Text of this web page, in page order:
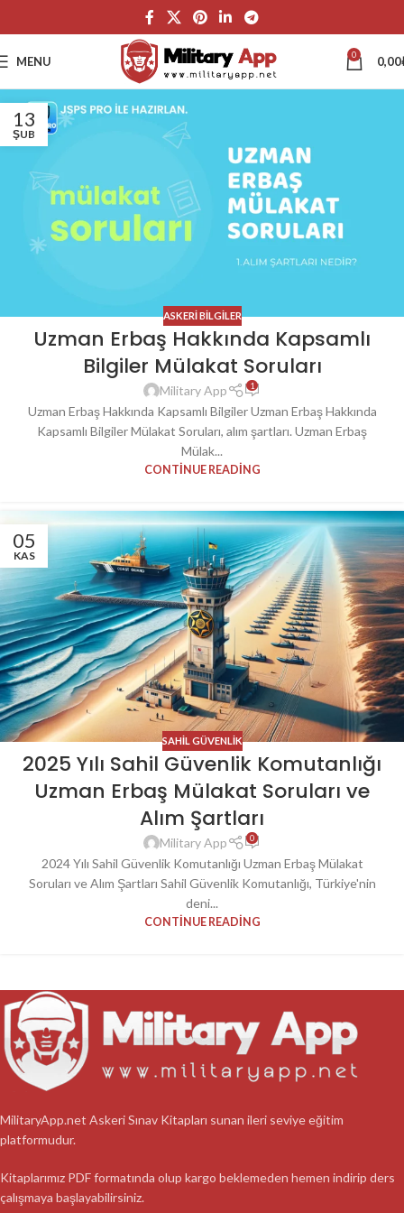
MENU 0 0,00
13
ŞUB
ASKERI BILGILER
Uzman Erbaş Hakkında Kapsamlı
Bilgiler Mülakat Soruları
Military App 1
Uzman Erbaş Hakkında Kapsamlı Bilgiler Uzman Erbaş Hakkında
Kapsamlı Bilgiler Mülakat Soruları, alım şartları. Uzman Erbaş
Mülak...
CONTINUE READING
05
KAS
SAHIL GÜVENLIK
2025 Yılı Sahil Güvenlik Komutanlığı
Uzman Erbaş Mülakat Soruları ve
Alım Şartları
Military App 0
2024 Yılı Sahil Güvenlik Komutanlığı Uzman Erbaş Mülakat
Soruları ve Alım Şartları Sahil Güvenlik Komutanlığı, Türkiye'nin
deni...
CONTINUE READING
MilitaryApp.net Askeri Sınav Kitapları sunan ileri seviye eğitim
platformudur.
Kitaplarımız PDF formatında olup kargo beklemeden hemen indirip ders
çalışmaya başlayabilirsiniz.